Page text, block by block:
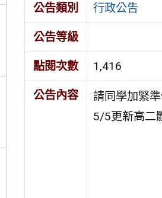
公告類別 行政公告
公告等級
點閱次數 1,416
公告內容
請同學加緊
5/5更新高二